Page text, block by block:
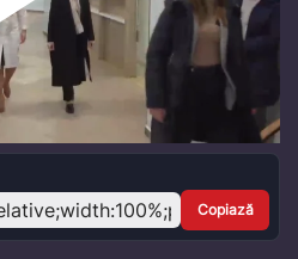
Play
Video
Copiază